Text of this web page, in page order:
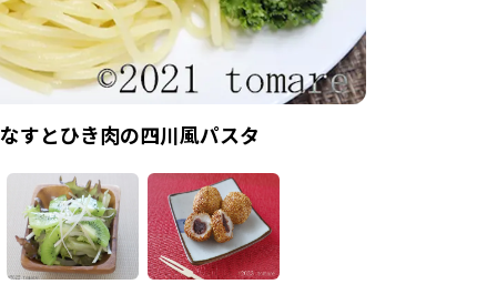
なすとひき肉の四川風パスタ